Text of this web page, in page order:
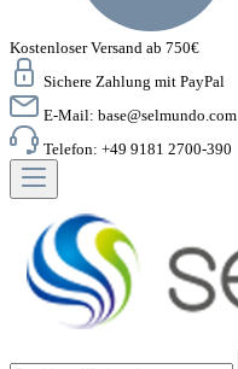
Kostenloser Versand ab 750€
Sichere Zahlung mit PayPal
E-Mail: base@selmundo.com
Telefon: +49 9181 2700-390